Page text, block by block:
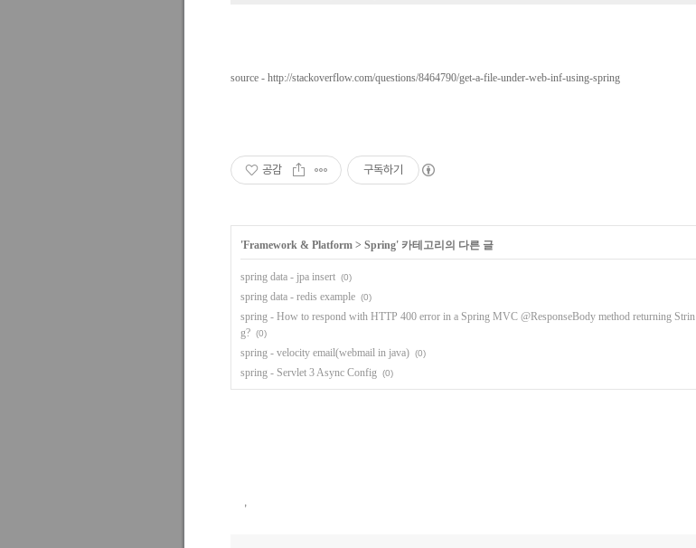
source - http://stackoverflow.com/questions/8464790/get-a-file-under-web-inf-using-spring
공감 구독하기
'Framework & Platform > Spring' 카테고리의 다른 글
spring data - jpa insert (0)
spring data - redis example (0)
spring - How to respond with HTTP 400 error in a Spring MVC @ResponseBody method returning Strin
g? (0)
spring - velocity email(webmail in java) (0)
spring - Servlet 3 Async Config (0)
,